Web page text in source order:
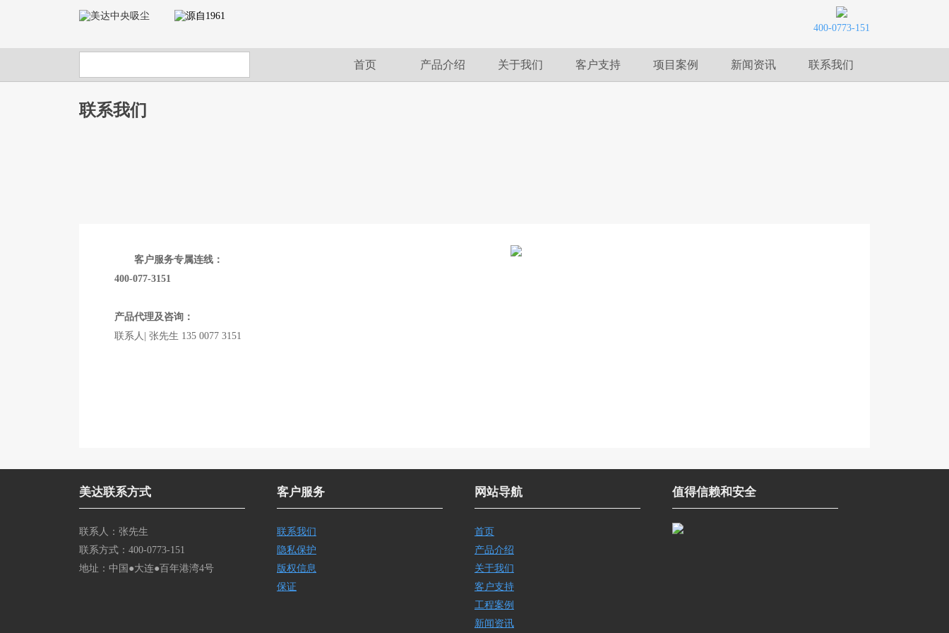
400-0773-151
首页 产品介绍 关于我们 客户支持 项目案例 新闻资讯 联系我们
联系我们
客户服务专属连线：
400-077-3151
产品代理及咨询：
联系人| 张先生 135 0077 3151
美达联系方式
联系人：张先生
联系方式：400-0773-151
地址：中国●大连●百年港湾4号
客户服务
联系我们
隐私保护
版权信息
保证
网站导航
首页
产品介绍
关于我们
客户支持
工程案例
新闻资讯
值得信赖和安全